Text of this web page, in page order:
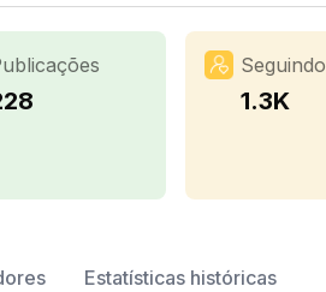
Seguindo
1.3K
Estatísticas históricas